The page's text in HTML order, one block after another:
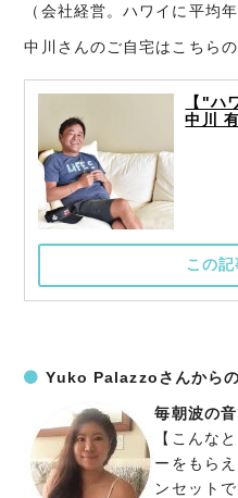
（会社経営。ハワイに平均
中川さんのご自宅はこちら
【"ハ
中川
この
Yuko Palazzoさんからの
毎朝波の
【こんな
ーをもら
ンセット